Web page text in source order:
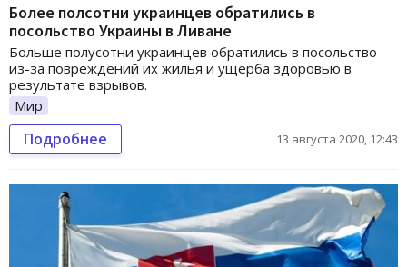
Более полсотни украинцев обратились в
посольство Украины в Ливане
Больше полусотни украинцев обратились в посольство
из-за повреждений их жилья и ущерба здоровью в
результате взрывов.
Мир
Подробнее 13 августа 2020, 12:43